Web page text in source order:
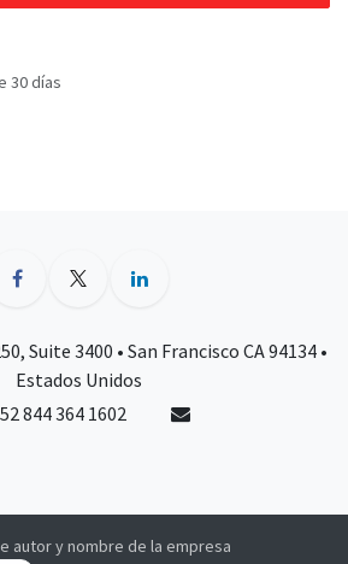
30 días
Suite 3400 • San Francisco CA 94134 •
Estados Unidos
52 844 364 1602
autor y nombre de la empresa